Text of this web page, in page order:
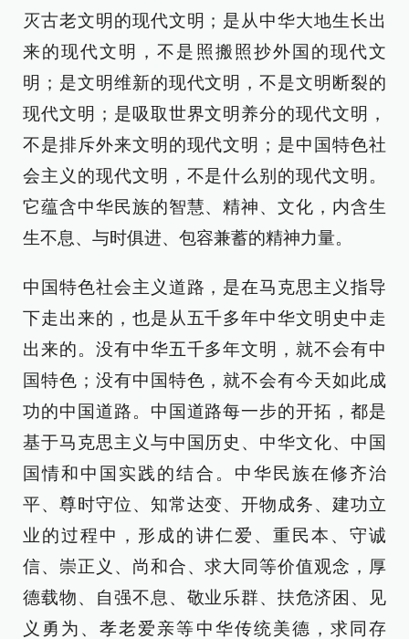
灭古老文明的现代文明；是从中华大地生长出
来的现代文明，不是照搬照抄外国的现代文
明；是文明维新的现代文明，不是文明断裂的
现代文明；是吸取世界文明养分的现代文明，
不是排斥外来文明的现代文明；是中国特色社
会主义的现代文明，不是什么别的现代文明。
它蕴含中华民族的智慧、精神、文化，内含生
生不息、与时俱进、包容兼蓄的精神力量。
中国特色社会主义道路，是在马克思主义指导
下走出来的，也是从五千多年中华文明史中走
出来的。没有中华五千多年文明，就不会有中
国特色；没有中国特色，就不会有今天如此成
功的中国道路。中国道路每一步的开拓，都是
基于马克思主义与中国历史、中华文化、中国
国情和中国实践的结合。中华民族在修齐治
平、尊时守位、知常达变、开物成务、建功立
业的过程中，形成的讲仁爱、重民本、守诚
信、崇正义、尚和合、求大同等价值观念，厚
德载物、自强不息、敬业乐群、扶危济困、见
义勇为、孝老爱亲等中华传统美德，求同存